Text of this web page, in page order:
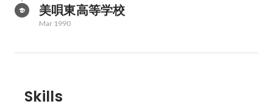
美唄東高等学校
Mar 1990
Skills